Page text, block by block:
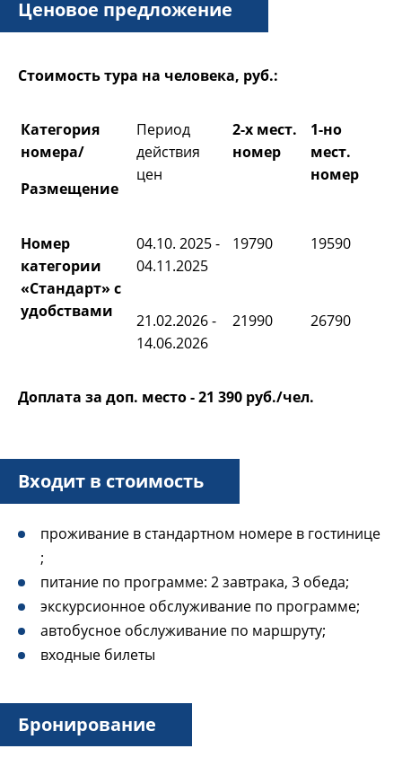
Ценовое предложение
Стоимость тура на человека, руб.:
Категория
номера/
Размещение
Период
действия
цен
2-х мест.
номер
1-но
мест.
номер
Номер
категории
«Стандарт» с
удобствами
04.10. 2025 -
04.11.2025
19790 19590
21.02.2026 -
14.06.2026
21990 26790
Доплата за доп. место - 21 390 руб./чел.
Входит в стоимость
проживание в стандартном номере в гостинице
;
питание по программе: 2 завтрака, 3 обеда;
экскурсионное обслуживание по программе;
автобусное обслуживание по маршруту;
входные билеты
Бронирование